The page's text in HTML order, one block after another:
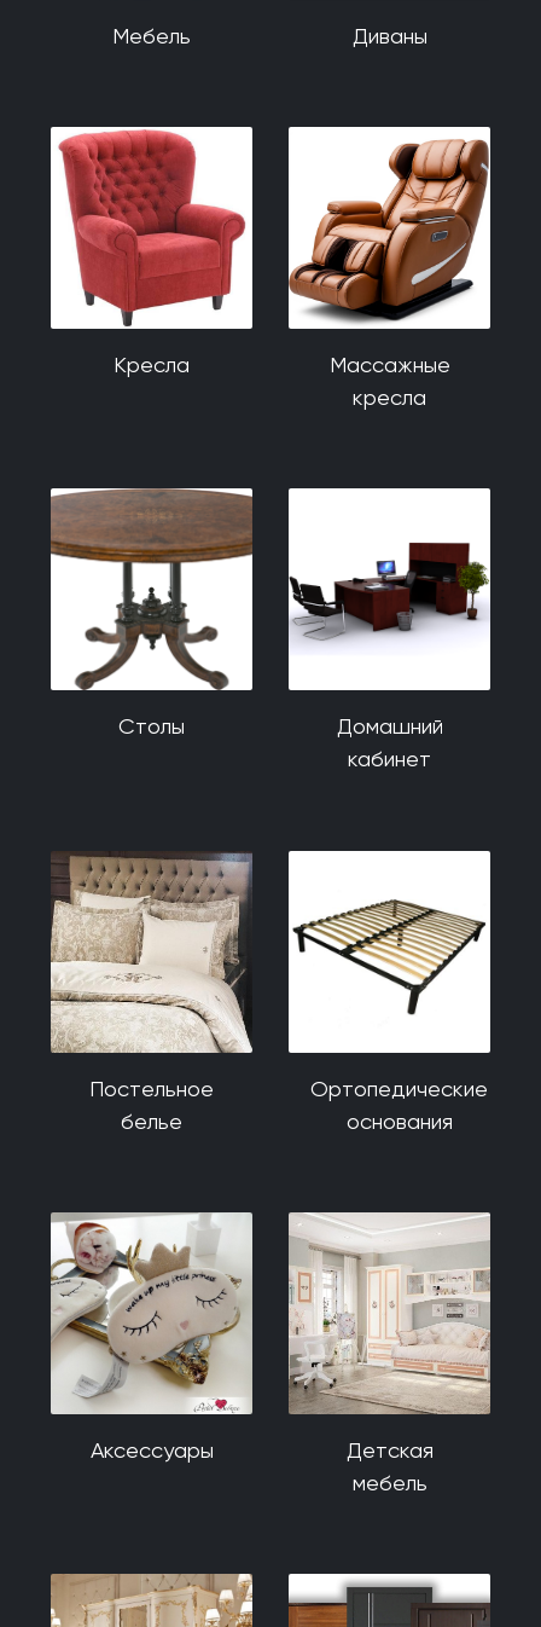
Мебель Диваны
Кресла
Массажные
кресла
Столы
Домашний
кабинет
Постельное
белье
Ортопедические
основания
Аксессуары
Детская
мебель